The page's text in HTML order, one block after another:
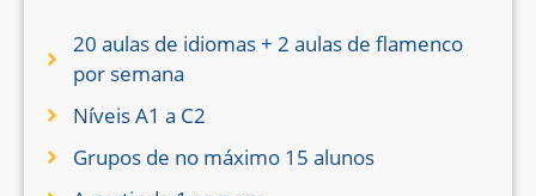
20 aulas de idiomas + 2 aulas de flamenco
por semana
Níveis A1 a C2
Grupos de no máximo 15 alunos